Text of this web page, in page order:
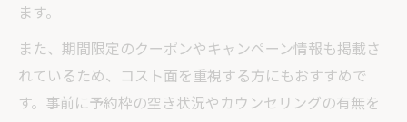
ます。
また、期間限定のクーポンやキャンペーン情報も掲載さ
れているため、コスト面を重視する方にもおすすめで
す。事前に予約枠の空き状況やカウンセリングの有無を